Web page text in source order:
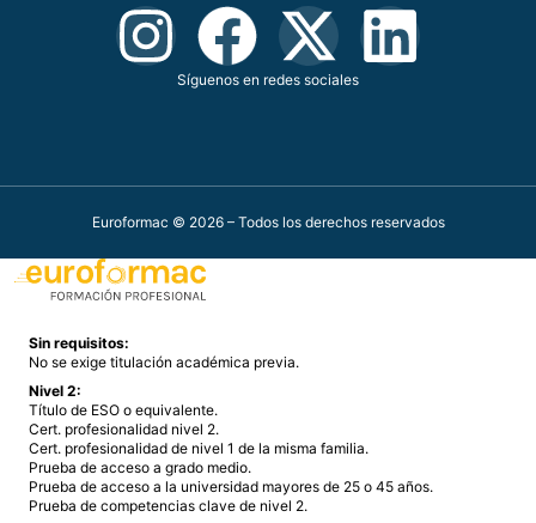
Síguenos en redes sociales
Euroformac © 2026 – Todos los derechos reservados
Sin requisitos:
No se exige titulación académica previa.
Nivel 2:
Título de ESO o equivalente.
Cert. profesionalidad nivel 2.
Cert. profesionalidad de nivel 1 de la misma familia.
Prueba de acceso a grado medio.
Prueba de acceso a la universidad mayores de 25 o 45 años.
Prueba de competencias clave de nivel 2.